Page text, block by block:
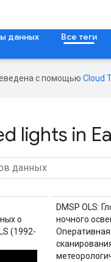
данных Все теги
с помощью Cloud
lights in
о
(1992-
DMSP OLS:
ночного